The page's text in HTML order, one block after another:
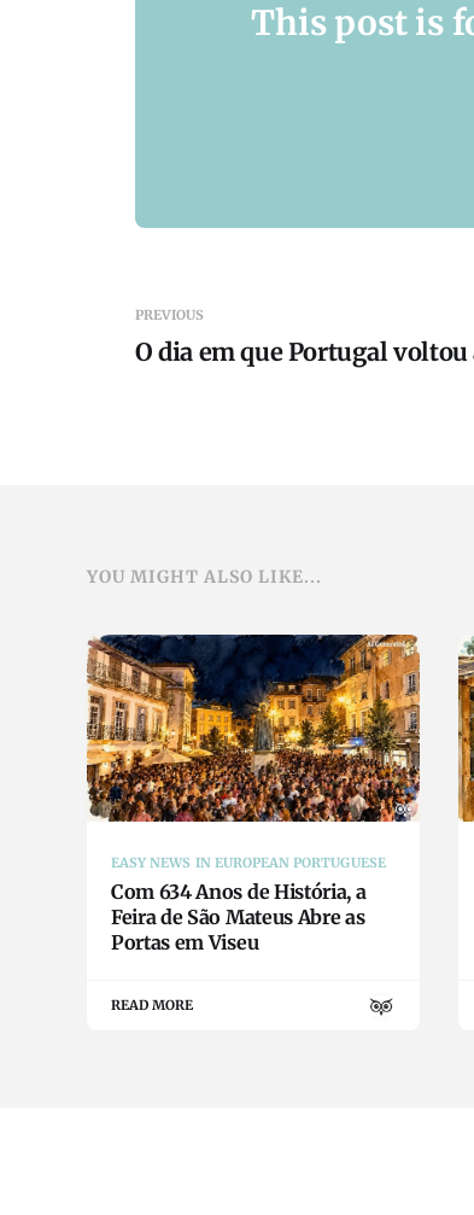
This post is
PREVIOUS
O dia em que Portugal
YOU MIGHT ALSO LIKE...
EASY NEWS IN EUROPEAN PORTUGUESE
Com 634 Anos de História, a
Feira de São Mateus Abre as
Portas em Viseu
READ MORE